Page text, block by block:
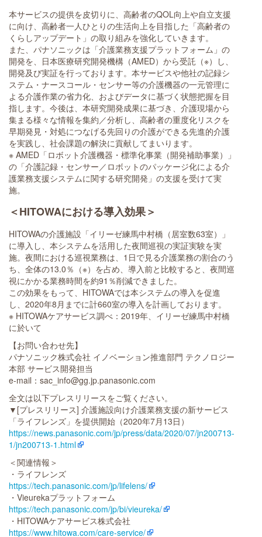
本サービスの提供を皮切りに、高齢者のQOL向上や自立支援
に向け、高齢者一人ひとりの生活向上を目指した「高齢者の
くらしアップデート」の取り組みを強化していきます。
また、パナソニックは「介護業務支援プラットフォーム」の
開発を、日本医療研究開発機構（AMED）から受託（※）し、
開発及び実証を行っております。本サービスや他社の記録シ
ステム・ナースコール・センサー等の介護機器の一元管理に
よる介護作業の省力化、およびデータに基づく状態把握を目
指します。今後は、本研究開発成果に基づき、介護現場から
集まる様々な情報を集約／分析し、高齢者の重度化リスクを
早期発見・対処につなげる先回りの介護ができる先進的介護
を実践し、社会課題の解決に貢献してまいります。
※ AMED「ロボット介護機器・標準化事業（開発補助事業）」
の「介護記録・センサー／ロボットのパッケージ化による介
護業務支援システムに関する研究開発」の支援を受けて実
施。
＜HITOWAにおける導入効果＞
HITOWAの介護施設「イリーゼ練馬中村橋（居室数63室）」
に導入し、本システムを活用した夜間巡視の実証実験を実
施。夜間における巡視業務は、1日で見る介護業務の割合のう
ち、全体の13.0％（※）を占め、導入前と比較すると、夜間巡
視にかかる業務時間を約91％削減できました。
この効果をもって、HITOWAでは本システムの導入を促進
し、2020年8月までに計660室の導入を計画しております。
※ HITOWAケアサービス調べ：2019年、イリーゼ練馬中村橋
に於いて
【お問い合わせ先】
パナソニック株式会社 イノベーション推進部門 テクノロジー
本部 サービス開発担当
e-mail：sac_info@gg.jp.panasonic.com
全文は以下プレスリリースをご覧ください。
▼[プレスリリース] 介護施設向け介護業務支援の新サービス
「ライフレンズ」を提供開始（2020年7月13日）
https://news.panasonic.com/jp/press/data/2020/07/jn200713-
1/jn200713-1.html
＜関連情報＞
・ライフレンズ
https://tech.panasonic.com/jp/lifelens/
・Vieurekaプラットフォーム
https://tech.panasonic.com/jp/bi/vieureka/
・HITOWAケアサービス株式会社
https://www.hitowa.com/care-service/